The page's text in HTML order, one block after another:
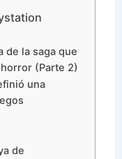
de la saga que
(Parte 2)
una
de